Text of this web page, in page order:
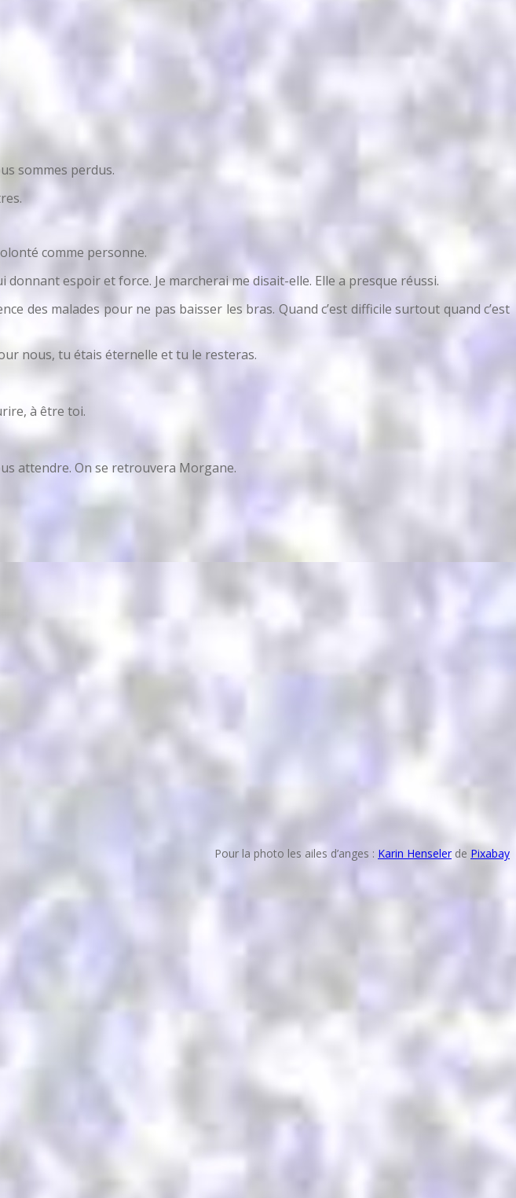
sommes perdus.
comme personne.
espoir et force. Je marcherai me disait-elle. Elle a presque réussi.
des malades pour ne pas baisser les bras. Quand c’est difficile surtout quand c’est
nous, tu étais éternelle et tu le resteras.
à être toi.
attendre. On se retrouvera Morgane.
Pour la photo les ailes d’anges : Karin Henseler de Pixabay